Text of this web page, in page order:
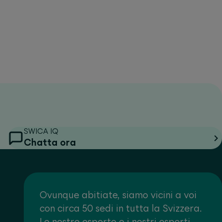
SWICA IQ
Chatta ora
Ovunque abitiate, siamo vicini a voi
con circa 50 sedi in tutta la Svizzera.